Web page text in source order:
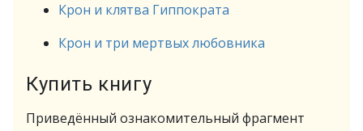
Крон и клятва Гиппократа
Крон и три мертвых любовника
Купить книгу
Приведённый ознакомительный фрагмент